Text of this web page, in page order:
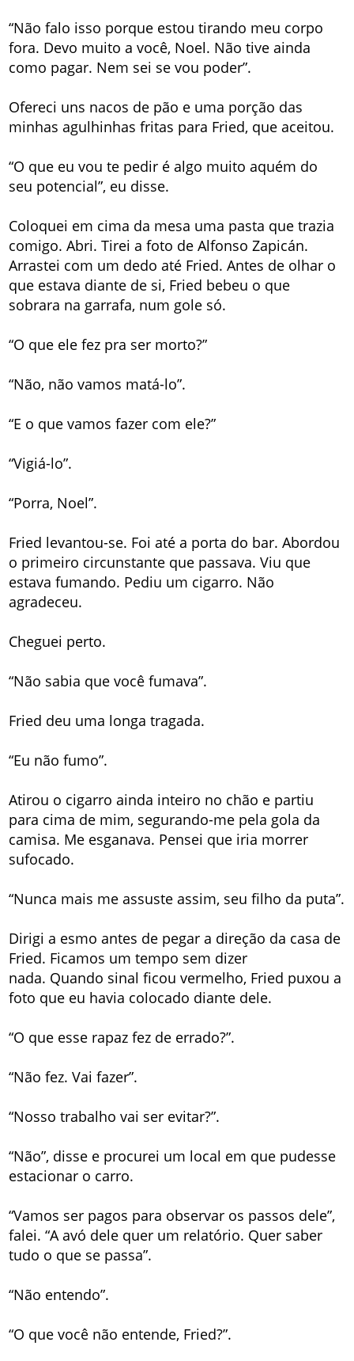
“Não falo isso porque estou tirando meu corpo
fora. Devo muito a você, Noel. Não tive ainda
como pagar. Nem sei se vou poder”.
Ofereci uns nacos de pão e uma porção das
minhas agulhinhas fritas para Fried, que aceitou.
“O que eu vou te pedir é algo muito aquém do
seu potencial”, eu disse.
Coloquei em cima da mesa uma pasta que trazia
comigo. Abri. Tirei a foto de Alfonso Zapicán.
Arrastei com um dedo até Fried. Antes de olhar o
que estava diante de si, Fried bebeu o que
sobrara na garrafa, num gole só.
“O que ele fez pra ser morto?”
“Não, não vamos matá-lo”.
“E o que vamos fazer com ele?”
“Vigiá-lo”.
“Porra, Noel”.
Fried levantou-se. Foi até a porta do bar. Abordou
o primeiro circunstante que passava. Viu que
estava fumando. Pediu um cigarro. Não
agradeceu.
Cheguei perto.
“Não sabia que você fumava”.
Fried deu uma longa tragada.
“Eu não fumo”.
Atirou o cigarro ainda inteiro no chão e partiu
para cima de mim, segurando-me pela gola da
camisa. Me esganava. Pensei que iria morrer
sufocado.
“Nunca mais me assuste assim, seu filho da puta”.
Dirigi a esmo antes de pegar a direção da casa de
Fried. Ficamos um tempo sem dizer
nada. Quando sinal ficou vermelho, Fried puxou a
foto que eu havia colocado diante dele.
“O que esse rapaz fez de errado?”.
“Não fez. Vai fazer”.
“Nosso trabalho vai ser evitar?”.
“Não”, disse e procurei um local em que pudesse
estacionar o carro.
“Vamos ser pagos para observar os passos dele”,
falei. “A avó dele quer um relatório. Quer saber
tudo o que se passa”.
“Não entendo”.
“O que você não entende, Fried?”.